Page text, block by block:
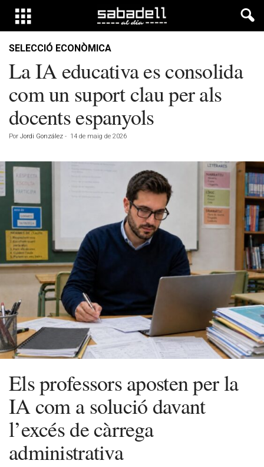
SELECCIÓ ECONÒMICA
La IA educativa es consolida
com un suport clau per als
docents espanyols
Por Jordi González - 14 de maig de 2026
Els professors aposten per la
IA com a solució davant
l’excés de càrrega
administrativa